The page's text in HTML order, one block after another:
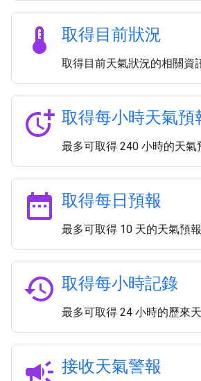
thermostat 取得目前狀況
取得目前天氣狀況的相關資
more_time 取得每小時天氣預
最多可取得 240 小時的天氣
date_range 取得每日預報
最多可取得 10 天的天氣預報
history 取得每小時記錄
最多可取得 24 小時的歷來天
campaign 接收天氣警報